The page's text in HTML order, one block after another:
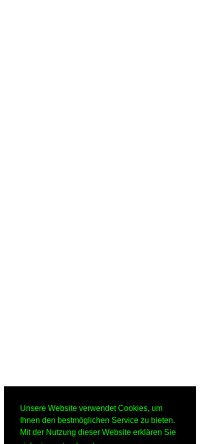
Unsere Website verwendet Cookies, um
Ihnen den bestmöglichen Service zu bieten.
Mit der Nutzung dieser Website erklären Sie